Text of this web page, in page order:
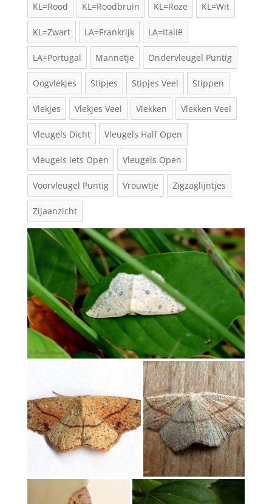
KL=Rood KL=Roodbruin KL=Roze KL=Wit
KL=Zwart LA=Frankrijk LA=Italië
LA=Portugal Mannetje Ondervleugel Puntig
Oogvlekjes Stipjes Stipjes Veel Stippen
Vlekjes Vlekjes Veel Vlekken Vlekken Veel
Vleugels Dicht Vleugels Half Open
Vleugels Iets Open Vleugels Open
Voorvleugel Puntig Vrouwtje Zigzaglijntjes
Zijaanzicht